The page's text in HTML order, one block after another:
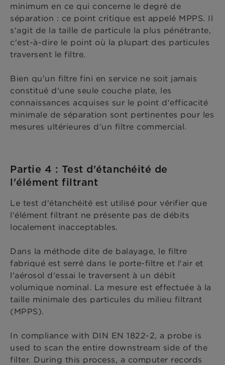
minimum en ce qui concerne le degré de
séparation : ce point critique est appelé MPPS. Il
s'agit de la taille de particule la plus pénétrante,
c'est-à-dire le point où la plupart des particules
traversent le filtre.
Bien qu'un filtre fini en service ne soit jamais
constitué d'une seule couche plate, les
connaissances acquises sur le point d'efficacité
minimale de séparation sont pertinentes pour les
mesures ultérieures d'un filtre commercial.
Partie 4 : Test d'étanchéité de
l'élément filtrant
Le test d'étanchéité est utilisé pour vérifier que
l'élément filtrant ne présente pas de débits
localement inacceptables.
Dans la méthode dite de balayage, le filtre
fabriqué est serré dans le porte-filtre et l'air et
l'aérosol d'essai le traversent à un débit
volumique nominal. La mesure est effectuée à la
taille minimale des particules du milieu filtrant
(MPPS).
In compliance with DIN EN 1822-2, a probe is
used to scan the entire downstream side of the
filter. During this process, a computer records